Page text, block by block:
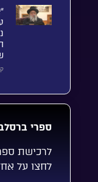
ספרי
לרכישת
לחצו על